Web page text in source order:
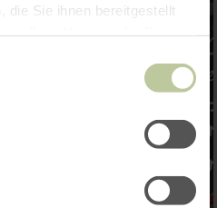
die Sie ihnen bereitgestellt